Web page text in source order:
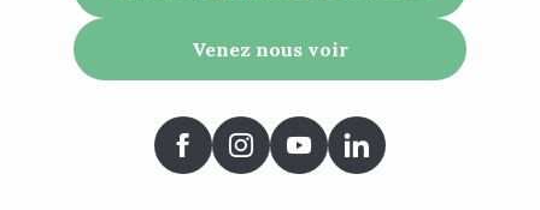
Venez nous voir